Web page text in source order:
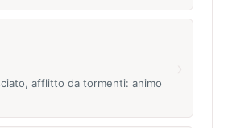
afflitto da tormenti: animo